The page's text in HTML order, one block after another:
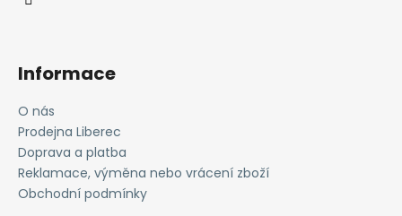
Informace
O nás
Prodejna Liberec
Doprava a platba
Reklamace, výměna nebo vrácení zboží
Obchodní podmínky